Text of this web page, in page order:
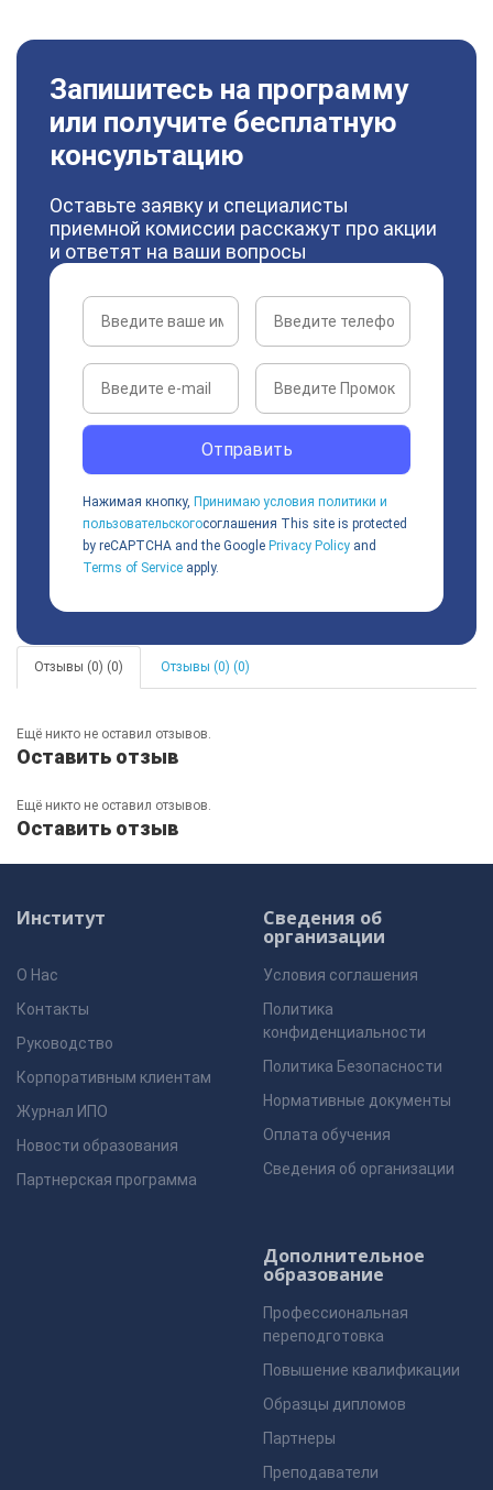
Запишитесь на программу
или получите бесплатную
консультацию
Оставьте заявку и специалисты
приемной комиссии расскажут про акции
и ответят на ваши вопросы
Отправить
Нажимая кнопку, Принимаю условия политики и
пользовательскогосоглашения This site is protected
by reCAPTCHA and the Google Privacy Policy and
Terms of Service apply.
Отзывы (0) (0) Отзывы (0) (0)
Ещё никто не оставил отзывов.
Оставить отзыв
Ещё никто не оставил отзывов.
Оставить отзыв
Институт
О Нас
Контакты
Руководство
Корпоративным клиентам
Журнал ИПО
Новости образования
Партнерская программа
Сведения об
организации
Условия соглашения
Политика
конфиденциальности
Политика Безопасности
Нормативные документы
Оплата обучения
Сведения об организации
Дополнительное
образование
Профессиональная
переподготовка
Повышение квалификации
Образцы дипломов
Партнеры
Преподаватели